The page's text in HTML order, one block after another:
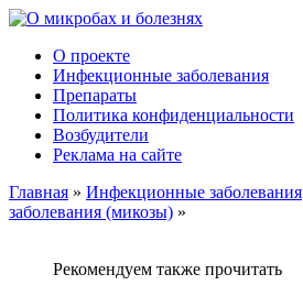
О проекте
Инфекционные заболевания
Препараты
Политика конфиденциальности
Возбудители
Реклама на сайте
Главная » Инфекционные заболевания
заболевания (микозы) »
Рекомендуем также прочитать